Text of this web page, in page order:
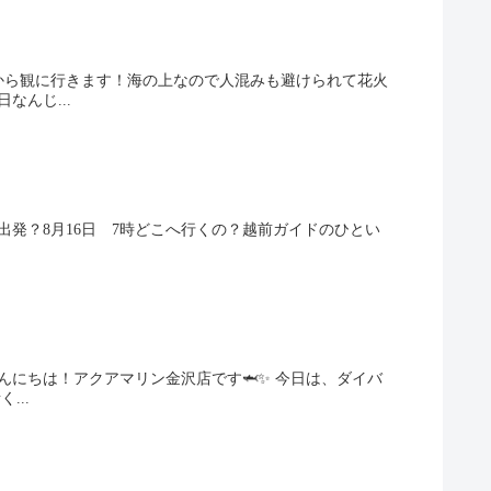
観に行きます！海の上なので人混みも避けられて花火
なんじ...
発？8月16日 7時どこへ行くの？越前ガイドのひとい
ちは！アクアマリン金沢店です🦈✨ 今日は、ダイバ
...